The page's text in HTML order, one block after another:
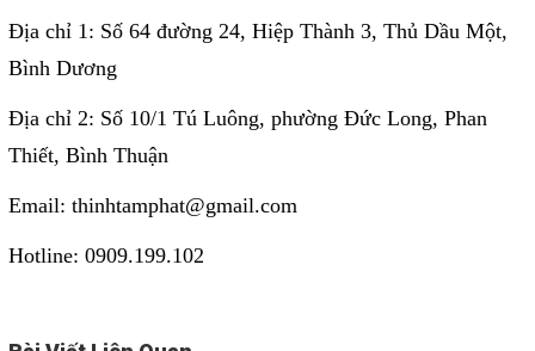
Địa chỉ 1: Số 64 đường 24, Hiệp Thành 3, Thủ Dầu Một,
Bình Dương
Địa chỉ 2: Số 10/1 Tú Luông, phường Đức Long, Phan
Thiết, Bình Thuận
Email: thinhtamphat@gmail.com
Hotline: 0909.199.102
Đóng
TRÊN MẠNG XÃ HỘI
Facebook